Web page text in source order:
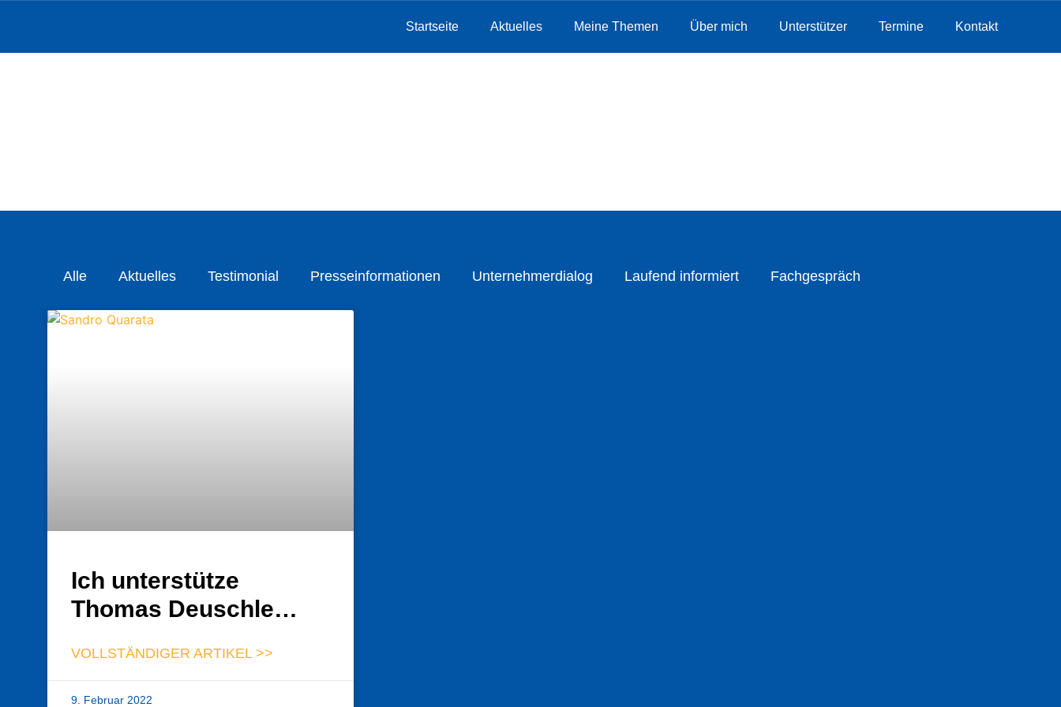
Startseite Aktuelles Meine Themen Über mich Unterstützer Termine Kontakt
Alle Aktuelles Testimonial Presseinformationen Unternehmerdialog Laufend informiert Fachgespräch
Ich unterstütze
Thomas Deuschle…
VOLLSTÄNDIGER ARTIKEL >>
9. Februar 2022